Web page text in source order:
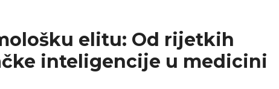
elitu: Od rijetkih
inteligencije u medicini